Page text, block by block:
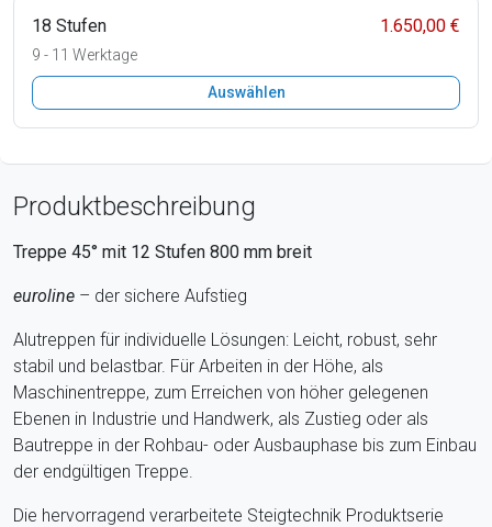
18 Stufen 1.650,00 €
9 - 11 Werktage
Auswählen
Produktbeschreibung
Treppe 45° mit 12 Stufen 800 mm breit
euroline – der sichere Aufstieg
Alutreppen für individuelle Lösungen: Leicht, robust, sehr
stabil und belastbar. Für Arbeiten in der Höhe, als
Maschinentreppe, zum Erreichen von höher gelegenen
Ebenen in Industrie und Handwerk, als Zustieg oder als
Bautreppe in der Rohbau- oder Ausbauphase bis zum Einbau
der endgültigen Treppe.
Die hervorragend verarbeitete Steigtechnik Produktserie